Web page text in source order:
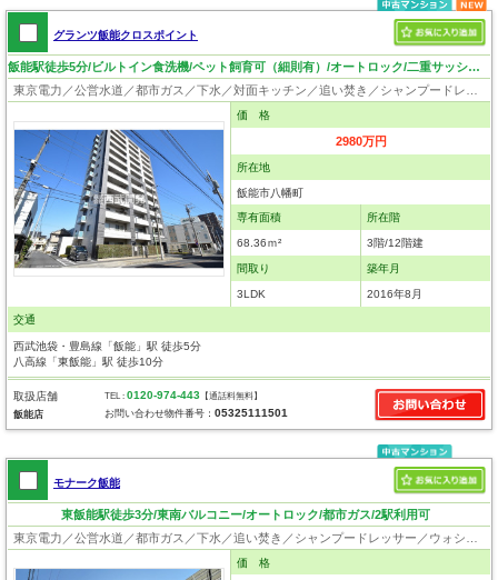
グランツ飯能クロスポイント
飯能駅徒歩5分/ビルトイン食洗機/ペット飼育可（細則有）/オートロック/二重サッシ・二重天井・二重床
価 格
2980万円
所在地
飯能市八幡町
専有面積
68.36ｍ²
所在階
3階/12階建
間取り
3LDK
築年月
2016年8月
交通
西武池袋・豊島線「飯能」駅 徒歩5分
八高線「東飯能」駅 徒歩10分
取扱店舗
飯能店
TEL :0120-974-443 【通話料無料】
お問い合わせ物件番号：05325111501
モナーク飯能
東飯能駅徒歩3分/東南バルコニー/オートロック/都市ガス/2駅利用可
価 格